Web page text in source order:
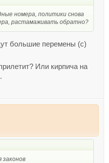
номера, политики снова
растамаживать обратно?
большие перемены (с)
Или кирпича на
законов